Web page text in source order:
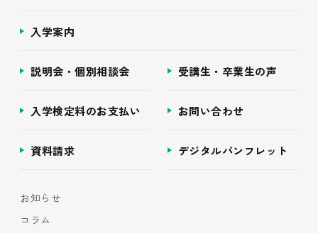
入学案内
説明会・個別相談会 受講生・卒業生の声
入学検定料のお支払い お問い合わせ
資料請求 デジタルパンフレット
お知らせ
コラム